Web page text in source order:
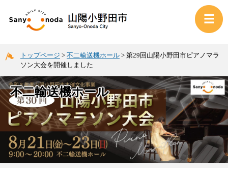
トップページ > 不二輸送機ホール > 第29回山陽小野田市ピアノマラ
ソン大会を開催しました
不二輸送機ホール